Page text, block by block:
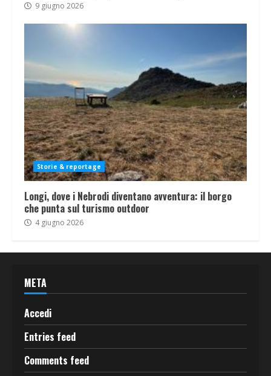
9 giugno 2026
Storie & reportage
Longi, dove i Nebrodi diventano avventura: il borgo
che punta sul turismo outdoor
4 giugno 2026
META
Accedi
Entries feed
Comments feed